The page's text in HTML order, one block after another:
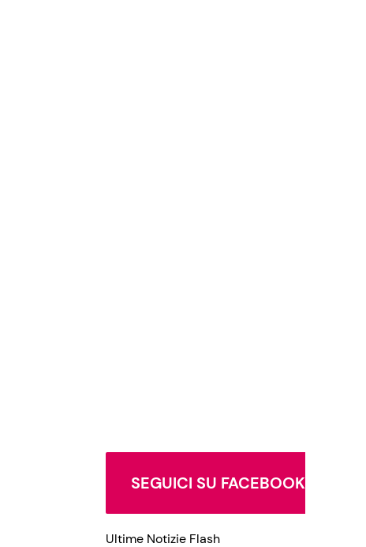
SEGUICI SU FACEBOOK
Ultime Notizie Flash